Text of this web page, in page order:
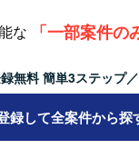
Proが支給されます
Node.js、Express、一
を行います。
ずに他者との対話を
分がどうしたいか」
何か」を考えられる
の中には無かった新
います。また、チー
な
「一部案件の
無料 簡単3ステップ／
録して全案件から探